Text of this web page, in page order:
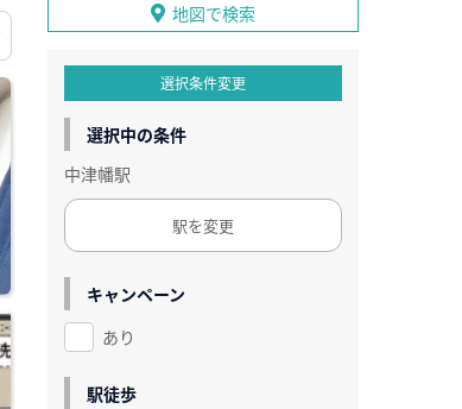
地図で検索
選択条件変更
選択中の条件
中津幡駅
駅を変更
キャンペーン
あり
駅徒歩